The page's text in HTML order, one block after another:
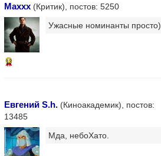
Maxxx (Критик), постов: 5250
13
Ужасные номинанты просто)
Евгений S.h. (Киноакадемик), постов:
13485
Мда, небоХато.